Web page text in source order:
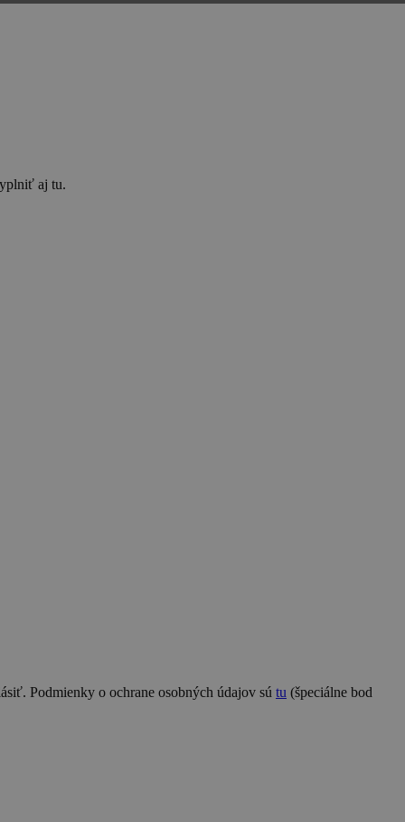
aj tu.
Podmienky o ochrane osobných údajov sú tu (špeciálne bod